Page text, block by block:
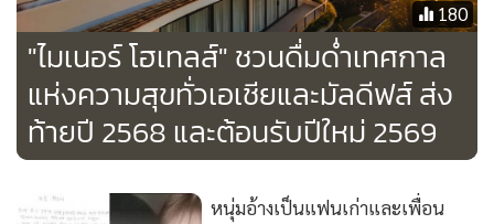
ด้วยคาเวียร์ ชีส แฮมหมูไอเบอริโกชั้นดี นอกจากนั้นยังมีอาหาร
ยุโรปให้บริการมากมาย อาทิ ปลาแซลมอนซอสล็อบสเตอร์บรั่นดี
เนื้อซี่โครงวัว
ออสเตรเลียตุ๋นไวน์แดงและเห็ดรวม เนื้อไพร์มริบออสเตรเลียอบ
ซูชิ ซาชิมิ และเทมปุระ นอกจากนั้นยังมีอาหารไทยยอดนิยม
180
"ไมเนอร์ โฮเทลส์" ชวนดื่มด่ำเทศกาล
แห่งความสุขทั่วเอเชียและมัลดีฟส์ ส่ง
ท้ายปี 2568 และต้อนรับปีใหม่ 2569
หนุ่มอ้างเป็นแฟนเก่าและเพื่อน